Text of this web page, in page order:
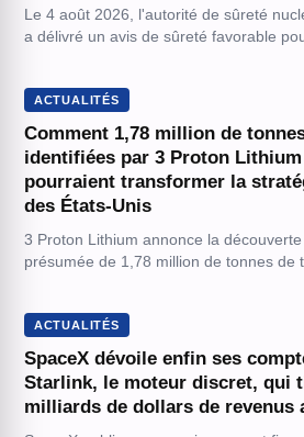
Le 4 août 2026, l'autorité de sûreté
a délivré un avis de sûreté favorable
ACTUALITÉS
Comment 1,78 million de
identifiées par 3 Proton
pourraient transformer la
des États-Unis
3 Proton Lithium annonce la
présumée de 1,78 million de tonnes
ACTUALITÉS
SpaceX dévoile enfin ses
Starlink, le moteur discret, qui
milliards de dollars de revenus